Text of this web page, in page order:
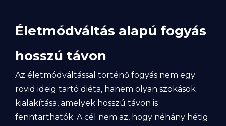
Életmódváltás alapú fogyás
hosszú távon
Az életmódváltással történő fogyás nem egy
rövid ideig tartó diéta, hanem olyan szokások
kialakítása, amelyek hosszú távon is
fenntarthatók. A cél nem az, hogy néhány hétig